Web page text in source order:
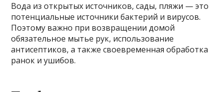
Вода из открытых источников, сады, пляжи — это
потенциальные источники бактерий и вирусов.
Поэтому важно при возвращении домой
обязательное мытье рук, использование
антисептиков, а также своевременная обработка
ранок и ушибов.